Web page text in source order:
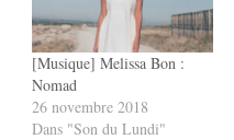
[Musique] Melissa Bon :
Nomad
26 novembre 2018
Dans "Son du Lundi"